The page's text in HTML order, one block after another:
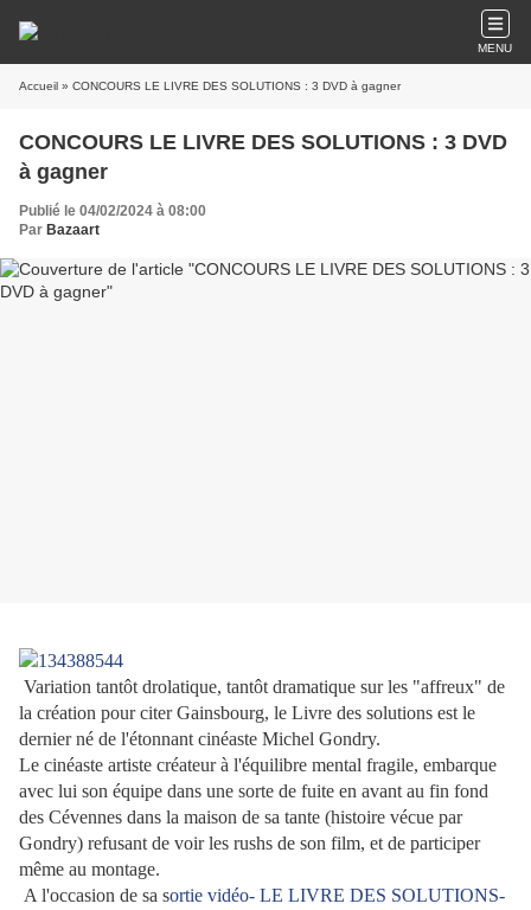
MENU
Accueil » CONCOURS LE LIVRE DES SOLUTIONS : 3 DVD à gagner
CONCOURS LE LIVRE DES SOLUTIONS : 3 DVD
à gagner
Publié le 04/02/2024 à 08:00
Par Bazaart
Variation tantôt drolatique, tantôt dramatique sur les "affreux" de
la création pour citer Gainsbourg, le Livre des solutions est le
dernier né de l'étonnant cinéaste Michel Gondry.
Le cinéaste artiste créateur à l'équilibre mental fragile, embarque
avec lui son équipe dans une sorte de fuite en avant au fin fond
des Cévennes dans la maison de sa tante (histoire vécue par
Gondry) refusant de voir les rushs de son film, et de participer
même au montage.
A l'occasion de sa sortie vidéo- LE LIVRE DES SOLUTIONS-